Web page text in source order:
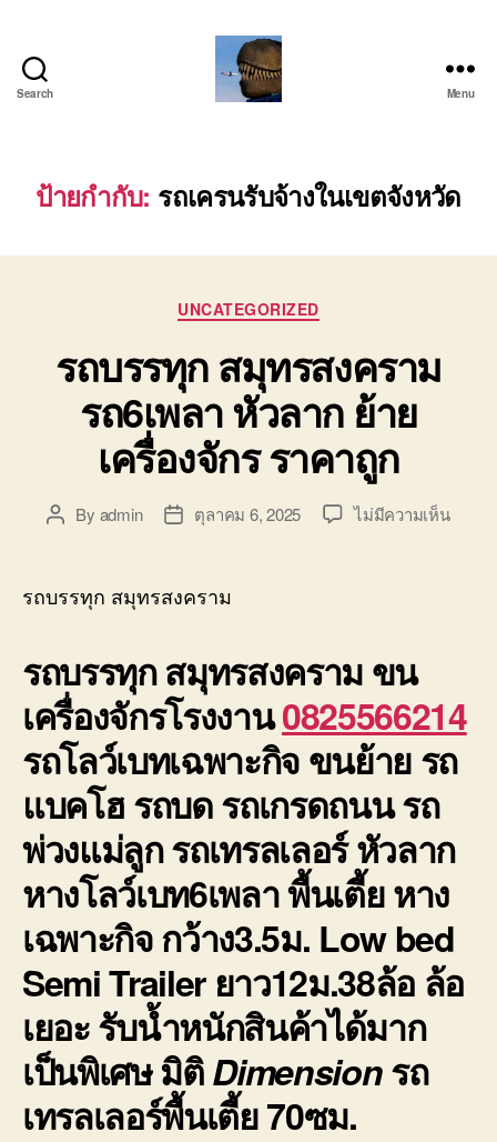
Search
เบท
เฉพาะ
พิเศษ
เครื่องจักร
โทร
0818900005
Menu
ป้ายกำกับ: รถเครนรับจ้างในเขตจังหวัด
Categories
UNCATEGORIZED
รถบรรทุก สมุทรสงคราม
รถ6เพลา หัวลาก ย้าย
เครื่องจักร ราคาถูก
PostBy admin
Postตุลาคม 6, 2025 ไม่มีความเห็นบน
เครื่อ
ราคา
ถูก
รถบรรทุก สมุทรสงคราม
รถบรรทุก สมุทรสงครามขน
เครื่องจักรโรงงาน0825566214
รถโลว์เบทเฉพาะกิจ ขนย้าย รถ
แบคโฮ รถบด รถเกรดถนน รถ
พ่วงแม่ลูก รถเทรลเลอร์ หัวลาก
หางโลว์เบท6เพลา พื้นเตี้ย หาง
เฉพาะกิจ กว้าง3.5ม. Low bed
Semi Trailer ยาว12ม.38ล้อ ล้อ
เยอะ รับน้ำหนักสินค้าได้มาก
เป็นพิเศษ มิติDimensionรถ
เทรลเลอร์พื้นเตี้ย70ซม.